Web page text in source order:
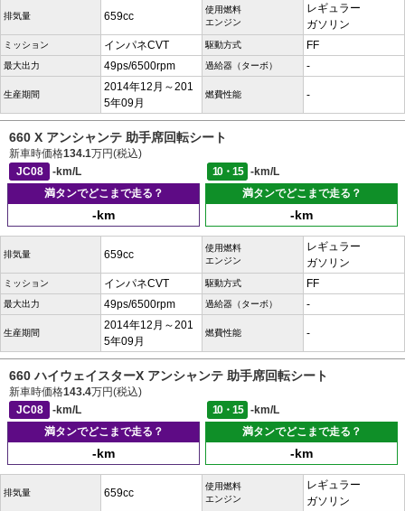
排気量 659cc
使用燃料
エンジン
レギュラー
ガソリン
ミッション インパネCVT 駆動方式 FF
最大出力 49ps/6500rpm 過給器（ターボ） -
生産期間
2014年12月～201
5年09月
燃費性能 -
660 X アンシャンテ 助手席回転シート
新車時価格134.1万円(税込)
JC08
-km/L 10・15
-km/L
満タンでどこまで走る？
-km
満タンでどこまで走る？
-km
排気量 659cc
使用燃料
エンジン
レギュラー
ガソリン
ミッション インパネCVT 駆動方式 FF
最大出力 49ps/6500rpm 過給器（ターボ） -
生産期間
2014年12月～201
5年09月
燃費性能 -
660 ハイウェイスターX アンシャンテ 助手席回転シート
新車時価格143.4万円(税込)
JC08
-km/L 10・15
-km/L
満タンでどこまで走る？
-km
満タンでどこまで走る？
-km
排気量 659cc
使用燃料
エンジン
レギュラー
ガソリン